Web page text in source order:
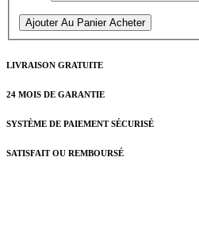
Ajouter Au Panier Acheter
LIVRAISON GRATUITE
24 MOIS DE GARANTIE
SYSTÈME DE PAIEMENT SÉCURISÉ
SATISFAIT OU REMBOURSÉ